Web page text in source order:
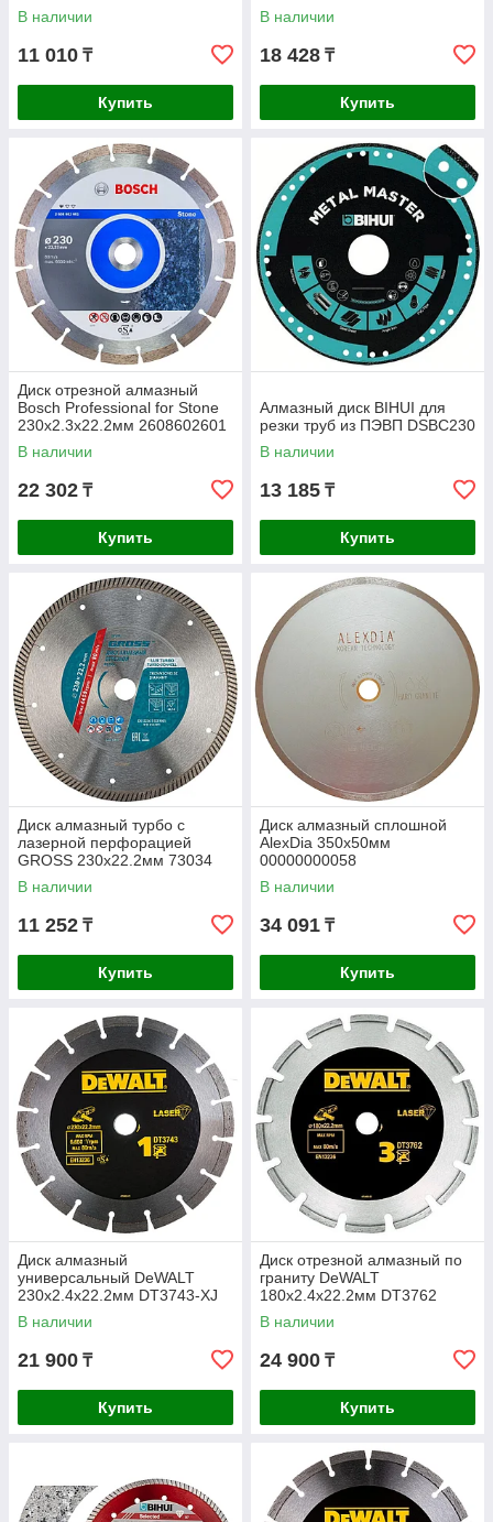
В наличии
11 010 ₸
Купить
2608602205
В наличии
18 428 ₸
Купить
Диск отрезной алмазный
Bosch Professional for Stone
230x2.3x22.2мм 2608602601
В наличии
22 302 ₸
Купить
Алмазный диск BIHUI для
резки труб из ПЭВП DSBC230
В наличии
13 185 ₸
Купить
Диск алмазный турбо с
лазерной перфорацией
GROSS 230х22.2мм 73034
В наличии
11 252 ₸
Купить
Диск алмазный сплошной
AlexDia 350х50мм
00000000058
В наличии
34 091 ₸
Купить
Диск алмазный
универсальный DeWALT
230х2.4х22.2мм DT3743-XJ
В наличии
21 900 ₸
Купить
Диск отрезной алмазный по
граниту DeWALT
180х2.4х22.2мм DT3762
В наличии
24 900 ₸
Купить